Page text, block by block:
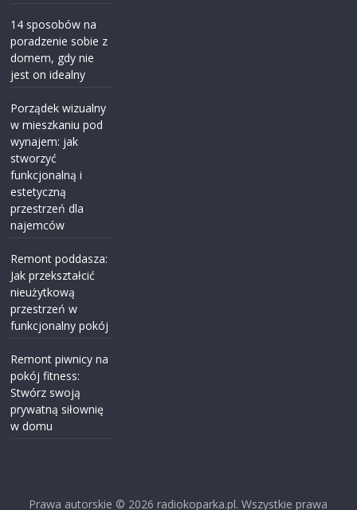
14 sposobów na
poradzenie sobie z
domem, gdy nie
jest on idealny
Porządek wizualny
w mieszkaniu pod
wynajem: jak
stworzyć
funkcjonalną i
estetyczną
przestrzeń dla
najemców
Remont poddasza:
Jak przekształcić
nieużytkową
przestrzeń w
funkcjonalny pokój
Remont piwnicy na
pokój fitness:
Stwórz swoją
prywatną siłownię
w domu
Prawa autorskie © 2026 radiokoparka.pl. Wszystkie prawa